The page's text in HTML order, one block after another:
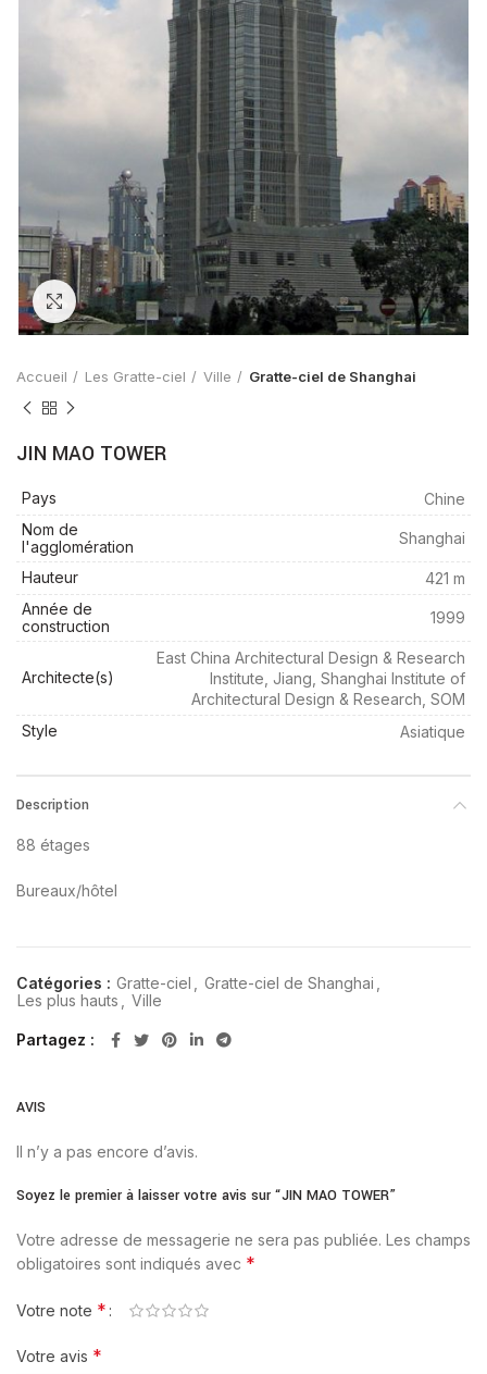
Zoom
Accueil Les Gratte-ciel Ville Gratte-ciel de Shanghai
JIN MAO TOWER
Pays
Chine
Nom de
l'agglomération
Shanghai
Hauteur
421 m
Année de
construction
1999
Architecte(s)
East China Architectural Design & Research
Institute, Jiang, Shanghai Institute of
Architectural Design & Research, SOM
Style
Asiatique
Description
88 étages
Bureaux/hôtel
Catégories : Gratte-ciel Gratte-ciel de Shanghai
Les plus hauts
Ville
Partagez
AVIS
Il n’y a pas encore d’avis.
Soyez le premier à laisser votre avis sur “JIN MAO TOWER”
Votre adresse de messagerie ne sera pas publiée. Les champs
obligatoires sont indiqués avec *
Votre note *
Votre avis *